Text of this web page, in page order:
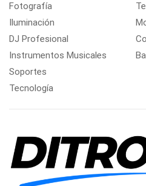
Fotografía
Iluminación
DJ Profesional
Instrumentos Musicales
Soportes
Tecnología